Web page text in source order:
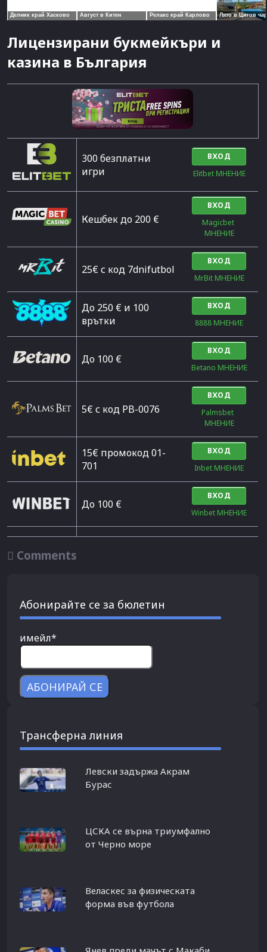
Лицензирани букмейкъри и
казина в България
300 безплатни
игри
ВХОД
Elitbet МНЕНИЕ
Кешбек до 200 €
ВХОД
Magicbet
МНЕНИЕ
25€ с код 7dnifutbol
ВХОД
MrBit МНЕНИЕ
До 250 € и 100
врътки
ВХОД
8888 МНЕНИЕ
Дo 100 €
ВХОД
Betano МНЕНИЕ
5€ с код PB-0076
ВХОД
Palmsbet
МНЕНИЕ
15€ промокод 01-
701
ВХОД
Inbet МНЕНИЕ
До 100 €
ВХОД
Winbet МНЕНИЕ
 Comments
Абонирайте се за бюлетин
имейл*
Трансферна линия
Левски задържа Акрам
Бурас
ЦСКА се върна триумфално
от Черно море
Веласкес за физическата
форма във футбола